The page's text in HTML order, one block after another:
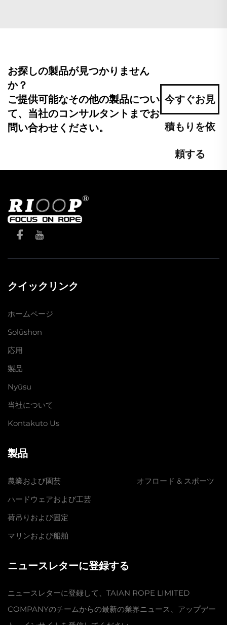
お探しの製品が見つかりません
か？
ご提供可能なその他の製品につい
て、当社のコンサルタントまでお
問い合わせください。
今すぐお見
積もりを依
頼する
クイックリンク
ホームページ
Solūshon
応用
製品
Nyūsu
当社について
Kontakuto Us
製品
農業および園芸
ハードウェアおよび工芸
荷吊りおよび固定
マリンおよび船舶
オフロード & スポーツ
ニュースレターに登録する
ニュースレターに登録して、TAIAN ROPE LIMITED
COMPANYのチームからの最新の業界ニュース、アップデー